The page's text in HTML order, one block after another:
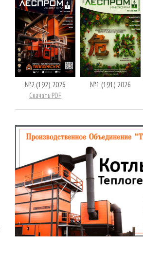
№2 (192) 2026
Скачать PDF
№1 (191) 2026